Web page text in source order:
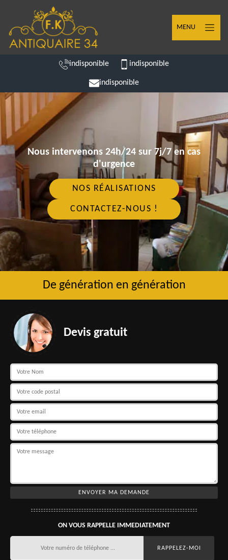
MENU
indisponible indisponible
indisponible
Nous intervenons 24h/24 sur 7j/7 en cas
d'urgence
NOS RÉALISATIONS
CONTACTEZ-NOUS !
De génération en génération
Devis gratuit
ON VOUS RAPPELLE IMMEDIATEMENT